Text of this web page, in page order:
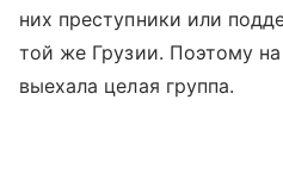
них преступники или
той же Грузии. Поэтому
выехала целая группа.